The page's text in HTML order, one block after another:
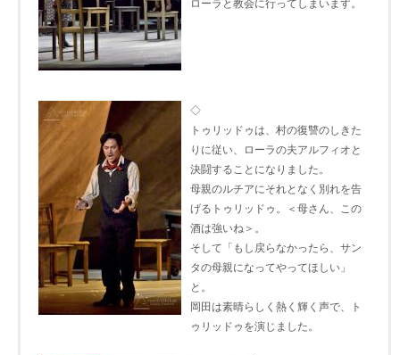
ローラと教会に行ってしまいます。
◇
トゥリッドゥは、村の復讐のしきた
りに従い、ローラの夫アルフィオと
決闘することになりました。
母親のルチアにそれとなく別れを告
げるトゥリッドゥ。＜母さん、この
酒は強いね＞。
そして「もし戻らなかったら、サン
タの母親になってやってほしい」
と。
岡田は素晴らしく熱く輝く声で、ト
ゥリッドゥを演じました。